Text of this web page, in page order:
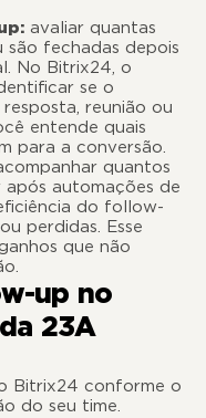
avaliar quantas
fechadas depois
No Bitrix24, o
se o
reunião ou
entende quais
para a conversão.
quantos
automações de
do follow-
perdidas. Esse
que não
up no
23A
Bitrix24 conforme o
do seu time.